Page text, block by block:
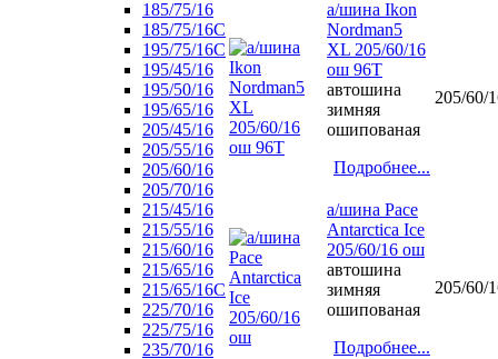
185/75/16
185/75/16С
195/75/16С
195/45/16
195/50/16
195/65/16
205/45/16
205/55/16
205/60/16
205/70/16
215/45/16
215/55/16
215/60/16
215/65/16
215/65/16С
225/70/16
225/75/16
235/70/16
а/шина Ikon
Nordman5
XL 205/60/16
ош 96T
автошина
зимняя
ошипованая
Подробнее...
205/60/
а/шина Pace
Antarctica Ice
205/60/16 ош
автошина
зимняя
ошипованая
Подробнее...
205/60/